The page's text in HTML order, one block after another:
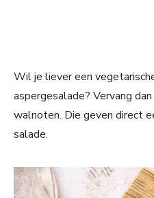
Wil je liever een
aspergesalade? Vervang
walnoten. Die geven direct
salade.